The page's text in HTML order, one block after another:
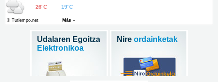
Udalaren Egoitza
Elektronikoa
Nire ordainketak